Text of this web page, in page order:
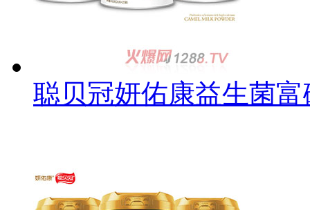
聪贝冠妍佑康益生菌